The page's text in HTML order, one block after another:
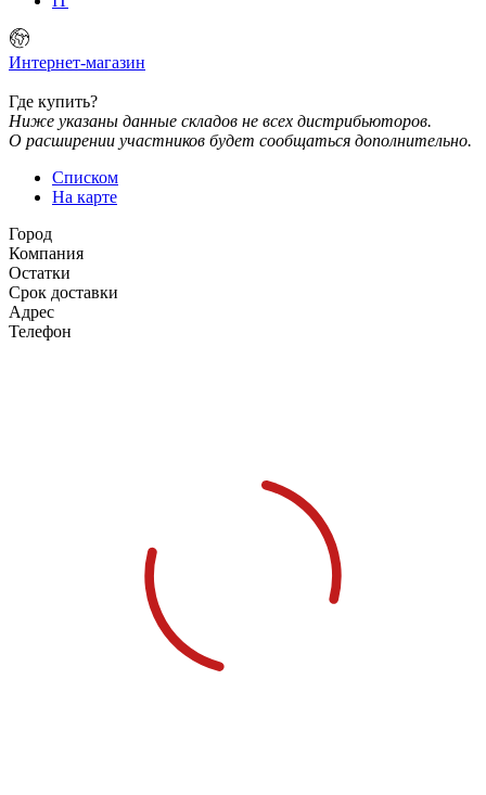
Интернет-магазин
Где купить?
Ниже указаны данные складов не всех дистрибьюторов.
О расширении участников будет сообщаться дополнительно.
Списком
На карте
Город
Компания
Остатки
Срок доставки
Адрес
Телефон